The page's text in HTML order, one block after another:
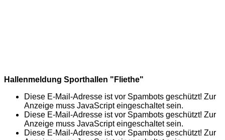
Hallenmeldung Sporthallen "Fliethe"
Diese E-Mail-Adresse ist vor Spambots geschützt! Zur
Anzeige muss JavaScript eingeschaltet sein.
Diese E-Mail-Adresse ist vor Spambots geschützt! Zur
Anzeige muss JavaScript eingeschaltet sein.
Diese E-Mail-Adresse ist vor Spambots geschützt! Zur